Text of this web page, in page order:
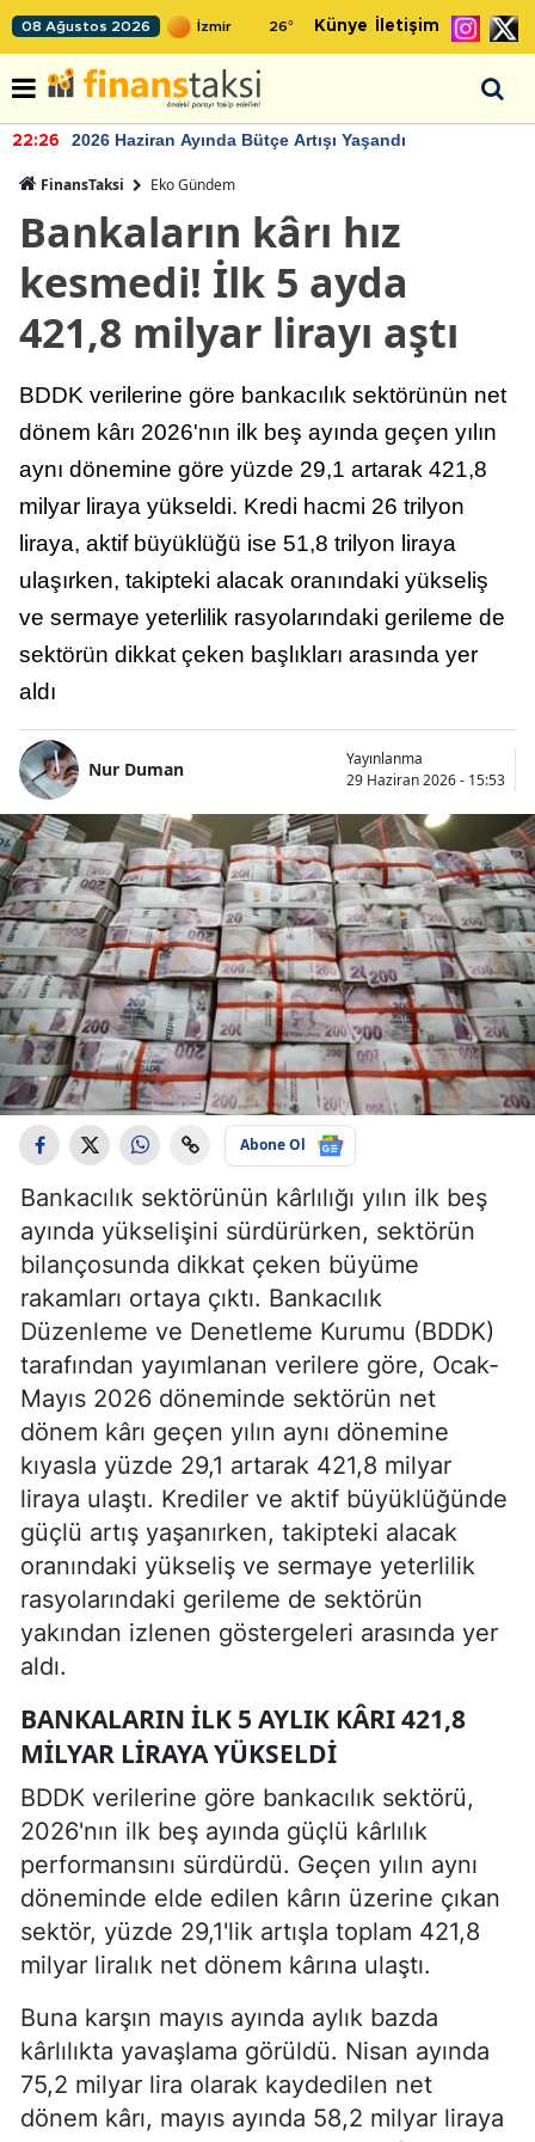
08 Ağustos 2026 26° Künye İletişim
22:26 2026 Haziran Ayında Bütçe Artışı Yaşandı
FinansTaksi Eko Gündem
Bankaların kârı hız
kesmedi! İlk 5 ayda
421,8 milyar lirayı aştı
BDDK verilerine göre bankacılık sektörünün net
dönem kârı 2026'nın ilk beş ayında geçen yılın
aynı dönemine göre yüzde 29,1 artarak 421,8
milyar liraya yükseldi. Kredi hacmi 26 trilyon
liraya, aktif büyüklüğü ise 51,8 trilyon liraya
ulaşırken, takipteki alacak oranındaki yükseliş
ve sermaye yeterlilik rasyolarındaki gerileme de
sektörün dikkat çeken başlıkları arasında yer
aldı
Nur Duman
Yayınlanma
29 Haziran 2026 - 15:53
Abone Ol
Bankacılık sektörünün kârlılığı yılın ilk beş
ayında yükselişini sürdürürken, sektörün
bilançosunda dikkat çeken büyüme
rakamları ortaya çıktı. Bankacılık
Düzenleme ve Denetleme Kurumu (BDDK)
tarafından yayımlanan verilere göre, Ocak-
Mayıs 2026 döneminde sektörün net
dönem kârı geçen yılın aynı dönemine
kıyasla yüzde 29,1 artarak 421,8 milyar
liraya ulaştı. Krediler ve aktif büyüklüğünde
güçlü artış yaşanırken, takipteki alacak
oranındaki yükseliş ve sermaye yeterlilik
rasyolarındaki gerileme de sektörün
yakından izlenen göstergeleri arasında yer
aldı.
BANKALARIN ILK 5 AYLIK KÂRI 421,8
MILYAR LIRAYA YÜKSELDI
BDDK verilerine göre bankacılık sektörü,
2026'nın ilk beş ayında güçlü kârlılık
performansını sürdürdü. Geçen yılın aynı
döneminde elde edilen kârın üzerine çıkan
sektör, yüzde 29,1'lik artışla toplam 421,8
milyar liralık net dönem kârına ulaştı.
Buna karşın mayıs ayında aylık bazda
kârlılıkta yavaşlama görüldü. Nisan ayında
75,2 milyar lira olarak kaydedilen net
dönem kârı, mayıs ayında 58,2 milyar liraya